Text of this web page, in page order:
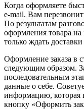
Когда оформляете
e-mail. Вам
По результатам
оформления товара
только ждать
Оформление заказа в
следующим образом.
последовательным
данные о себе.
информацию, которая
кнопку «Оформить